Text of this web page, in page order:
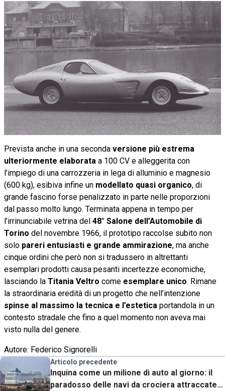
Prevista anche in una seconda versione più estrema
ulteriormente elaborata a 100 CV e alleggerita con
l’impiego di una carrozzeria in lega di alluminio e magnesio
(600 kg), esibiva infine un modellato quasi organico, di
grande fascino forse penalizzato in parte nelle proporzioni
dal passo molto lungo. Terminata appena in tempo per
l’irrinunciabile vetrina del 48° Salone dell’Automobile di
Torino del novembre 1966, il prototipo raccolse subito non
solo pareri entusiasti e grande ammirazione, ma anche
cinque ordini che però non si tradussero in altrettanti
esemplari prodotti causa pesanti incertezze economiche,
lasciando la Titania Veltro come esemplare unico. Rimane
la straordinaria eredità di un progetto che nell’intenzione
spinse al massimo la tecnica e l’estetica portandola in un
contesto stradale che fino a quel momento non aveva mai
visto nulla del genere.
Autore: Federico Signorelli
Articolo precedente
Inquina come un milione di auto al giorno: il
paradosso delle navi da crociera attraccate